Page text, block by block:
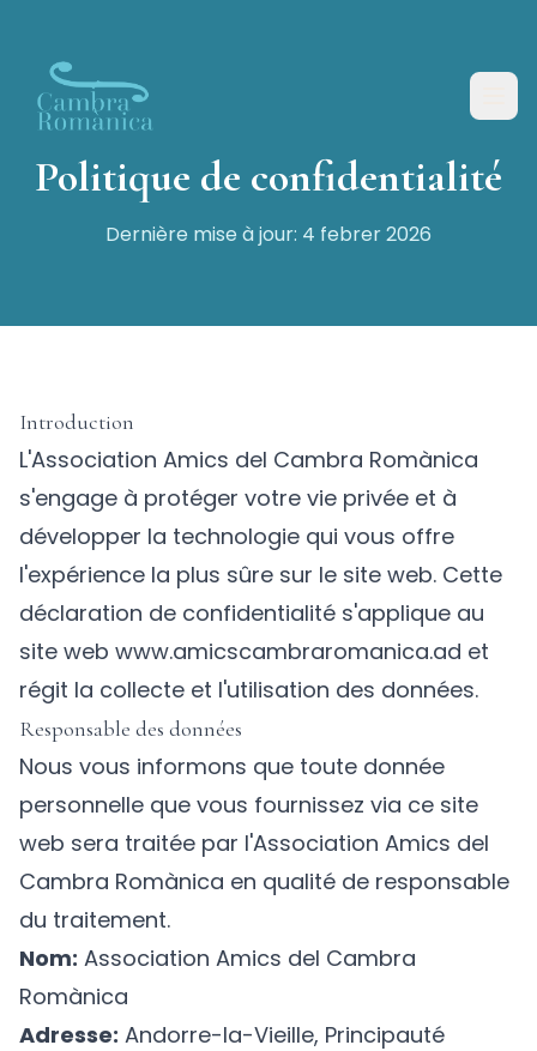
Politique de confidentialité
Dernière mise à jour: 4 febrer 2026
Introduction
L'Association Amics del Cambra Romànica
s'engage à protéger votre vie privée et à
développer la technologie qui vous offre
l'expérience la plus sûre sur le site web. Cette
déclaration de confidentialité s'applique au
site web www.amicscambraromanica.ad et
régit la collecte et l'utilisation des données.
Responsable des données
Nous vous informons que toute donnée
personnelle que vous fournissez via ce site
web sera traitée par l'Association Amics del
Cambra Romànica en qualité de responsable
du traitement.
Nom: Association Amics del Cambra
Romànica
Adresse: Andorre-la-Vieille, Principauté